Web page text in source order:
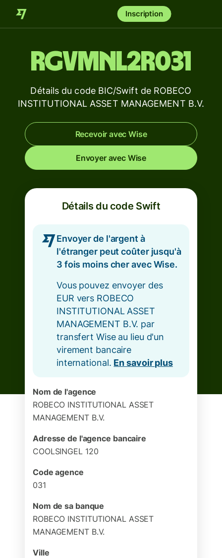
Inscription
RGVMNL2R031
Détails du code BIC/Swift de ROBECO
INSTITUTIONAL ASSET MANAGEMENT B.V.
Recevoir avec Wise
Envoyer avec Wise
Détails du code Swift
Envoyer de l'argent à
l'étranger peut coûter jusqu'à
3 fois moins cher avec Wise.
Vous pouvez envoyer des
EUR vers ROBECO
INSTITUTIONAL ASSET
MANAGEMENT B.V. par
transfert Wise au lieu d'un
virement bancaire
international. En savoir plus
Nom de l'agence
ROBECO INSTITUTIONAL ASSET
MANAGEMENT B.V.
Adresse de l'agence bancaire
COOLSINGEL 120
Code agence
031
Nom de sa banque
ROBECO INSTITUTIONAL ASSET
MANAGEMENT B.V.
Ville